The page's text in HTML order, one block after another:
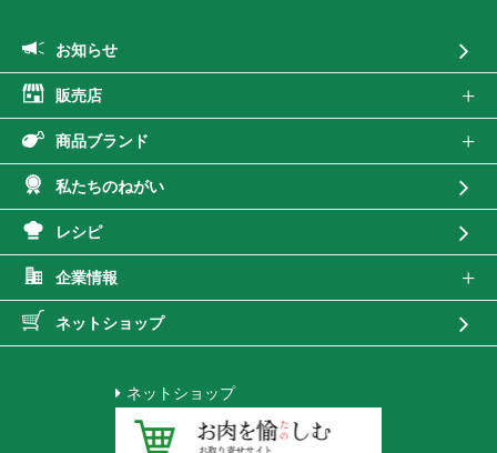
お知らせ
販売店
商品ブランド
私たちのねがい
レシピ
企業情報
ネットショップ
ネットショップ